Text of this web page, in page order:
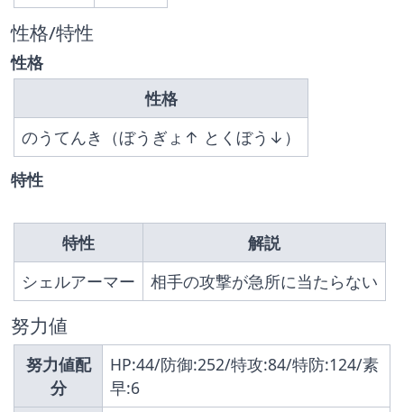
性格/特性
性格
性格
のうてんき（ぼうぎょ↑ とくぼう↓）
特性
特性
解説
シェルアーマー
相手の攻撃が急所に当たらない
努力値
努力値配
分
HP:44/防御:252/特攻:84/特防:124/素
早:6